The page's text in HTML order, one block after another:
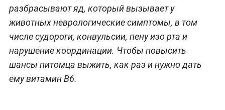
разбрасывают яд, который вызывает у
животных неврологические симптомы, в том
числе судороги, конвульсии, пену изо рта и
нарушение координации. Чтобы повысить
шансы питомца выжить, как раз и нужно дать
ему витамин В6.